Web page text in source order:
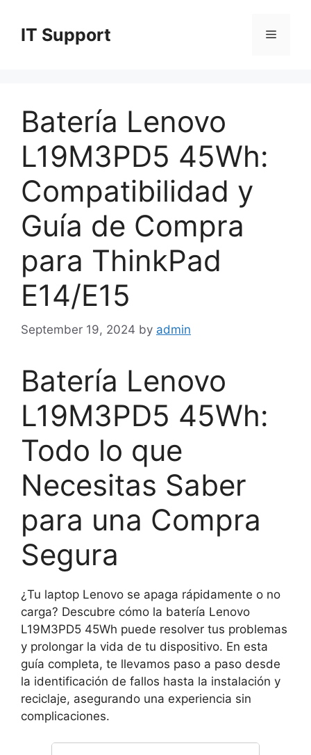
contentIT Support Menu
Batería Lenovo
L19M3PD5 45Wh:
Compatibilidad y
Guía de Compra
para ThinkPad
E14/E15
September 19, 2024 by admin
Batería Lenovo
L19M3PD5 45Wh:
Todo lo que
Necesitas Saber
para una Compra
Segura
¿Tu laptop Lenovo se apaga rápidamente o no
carga? Descubre cómo la batería Lenovo
L19M3PD5 45Wh puede resolver tus problemas
y prolongar la vida de tu dispositivo. En esta
guía completa, te llevamos paso a paso desde
la identificación de fallos hasta la instalación y
reciclaje, asegurando una experiencia sin
complicaciones.